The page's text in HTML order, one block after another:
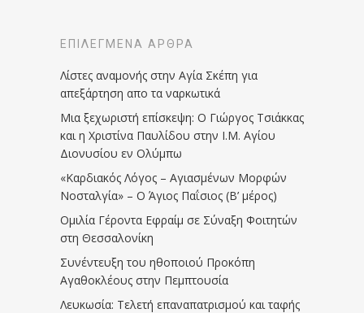
ΕΠΙΛΕΓΜΈΝΑ ΆΡΘΡΑ
Λίστες αναμονής στην Αγία Σκέπη για
απεξάρτηση απο τα ναρκωτικά
Μια ξεχωριστή επίσκεψη: Ο Γιώργος Τσιάκκας
και η Χριστίνα Παυλίδου στην Ι.Μ. Αγίου
Διονυσίου εν Ολύμπω
«Καρδιακός Λόγος – Αγιασμένων Μορφών
Νοσταλγία» – Ο Άγιος Παΐσιος (Β’ μέρος)
Ομιλία Γέροντα Εφραίμ σε Σύναξη Φοιτητών
στη Θεσσαλονίκη
Συνέντευξη του ηθοποιού Προκόπη
Αγαθοκλέους στην Πεμπτουσία
Λευκωσία: Τελετή επαναπατρισμού και ταφής